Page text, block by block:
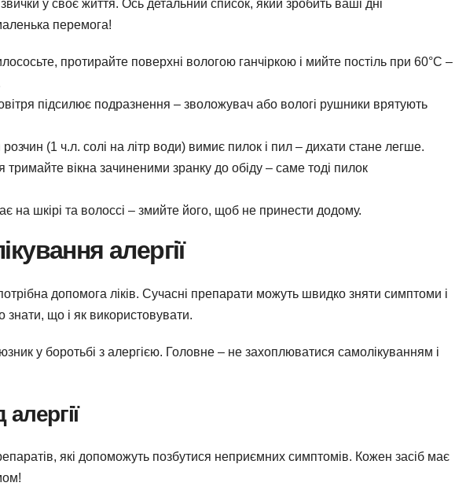
у своє життя. Ось детальний список, який зробить ваші дні
перемога!
протирайте поверхні вологою ганчіркою і мийте постіль при 60°C –
підсилює подразнення – зволожувач або вологі рушники врятують
(1 ч.л. солі на літр води) вимиє пилок і пил – дихати стане легше.
тримайте вікна зачиненими зранку до обіду – саме тоді пилок
на шкірі та волоссі – змийте його, щоб не принести додому.
алергії
допомога ліків. Сучасні препарати можуть швидко зняти симптоми і
що і як використовувати.
у боротьбі з алергією. Головне – не захоплюватися самолікуванням і
які допоможуть позбутися неприємних симптомів. Кожен засіб має